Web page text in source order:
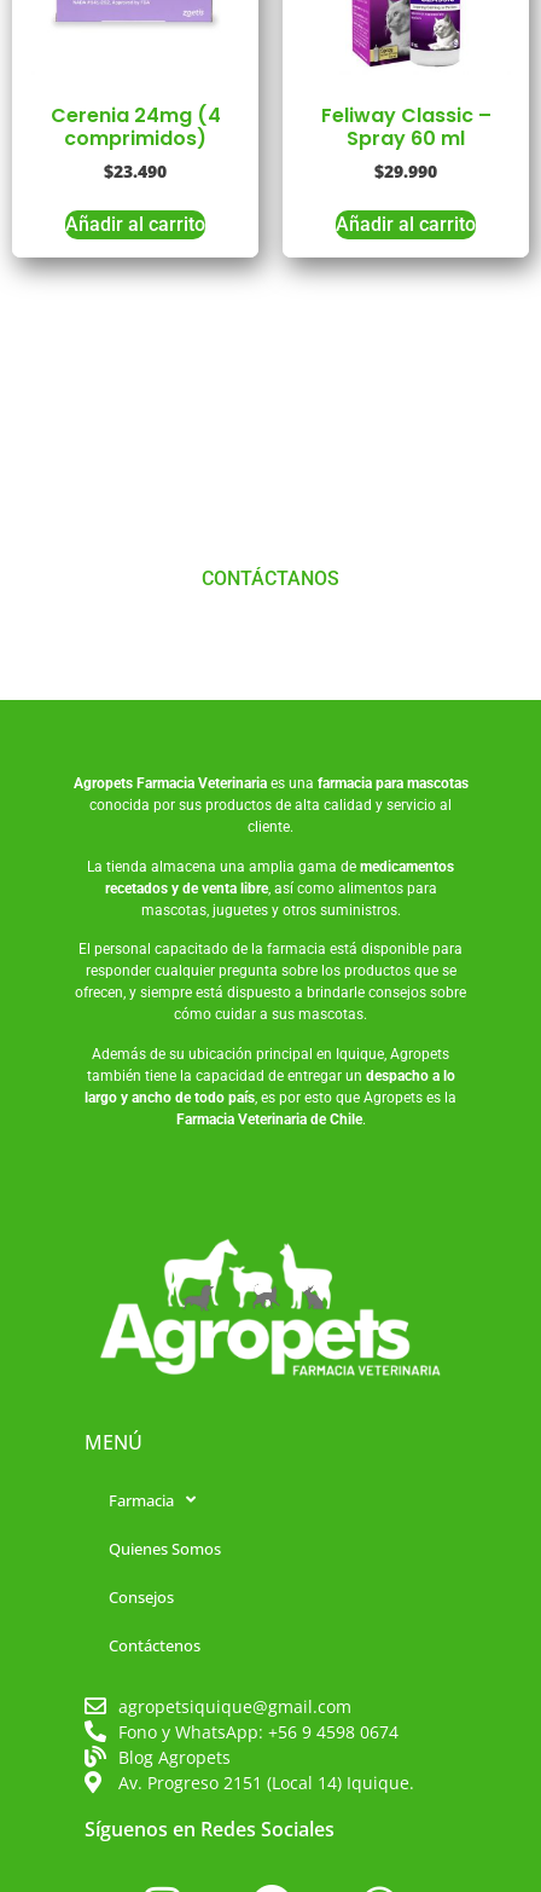
Cerenia 24mg (4
comprimidos)
$23.490
Añadir al carrito
Feliway Classic –
Spray 60 ml
$29.990
Añadir al carrito
CONTÁCTANOS
Agropets Farmacia Veterinariaes una farmacia para mascotas
conocida por sus productos de alta calidad y servicio al
cliente.
La tienda almacena una amplia gama de medicamentos
recetados y de venta libre, así como alimentos para
mascotas, juguetesy otros suministros.
El personal capacitado de la farmacia está disponible para
responder cualquier pregunta sobre los productos que se
ofrecen, y siempre está dispuesto a brindarle consejos sobre
cómo cuidar a sus mascotas.
Además de su ubicación principal en Iquique, Agropets
también tiene la capacidad de entregar un despacho a lo
largo y ancho de todo país , es por esto que Agropets es la
Farmacia Veterinaria de Chile.
MENÚ
Farmacia
Quienes Somos
Consejos
Contáctenos
agropetsiquique@gmail.com
Fono y WhatsApp: +56 9 4598 0674
Blog Agropets
Av. Progreso 2151 (Local 14) Iquique.
Síguenos en Redes Sociales